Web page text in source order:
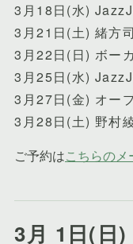
3月18日(水)
3月21日(土) 緒方
3月22日(日) ボー
3月25日(水)
3月27日(金) オー
3月28日(土) 野村
3月 1日(日